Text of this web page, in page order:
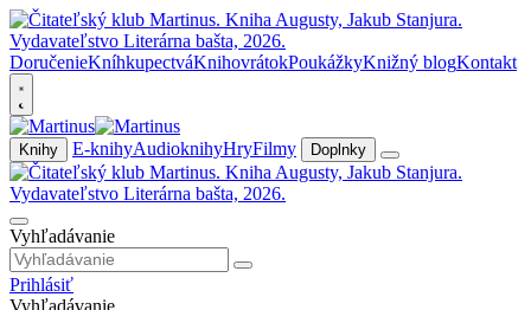
DoručenieKníhkupectváKnihovrátokPoukážkyKnižný blogKontakt
Knihy E-knihyAudioknihyHryFilmy Doplnky
Vyhľadávanie
Prihlásiť
Vyhľadávanie